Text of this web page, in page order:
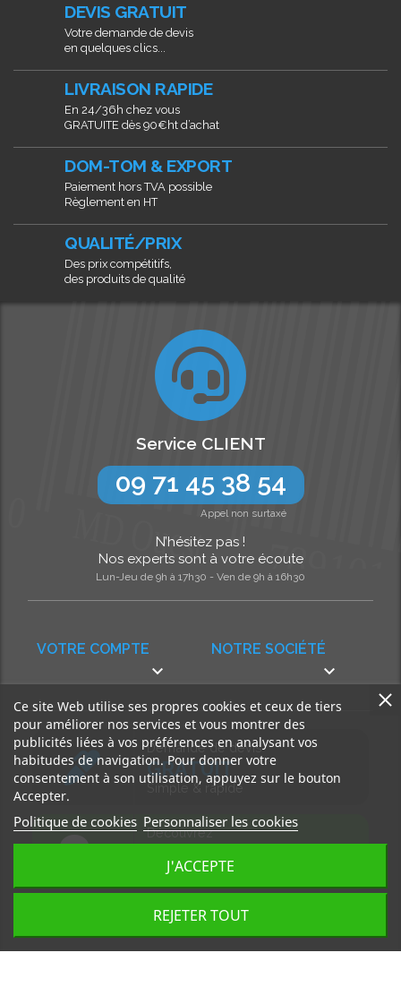
DEVIS GRATUIT
Votre demande de devis
en quelques clics...
LIVRAISON RAPIDE
En 24/36h chez vous
GRATUITE dès 90€ht d’achat
DOM-TOM & EXPORT
Paiement hors TVA possible
Règlement en HT
QUALITÉ/PRIX
Des prix compétitifs,
des produits de qualité
NOTRE SOCIÉTÉ

VOTRE COMPTE

Service CLIENT
09 71 45 38 54
Appel non surtaxé
N’hésitez pas !
Nos experts sont à votre écoute
Lun-Jeu de 9h à 17h30 - Ven de 9h à 16h30
Demande de devis
GRATUIT
Simple & rapide
Découvrez
Accédez à nos articles
Ce site Web utilise ses propres cookies et ceux de tiers
pour améliorer nos services et vous montrer des
publicités liées à vos préférences en analysant vos
habitudes de navigation. Pour donner votre
consentement à son utilisation, appuyez sur le bouton
Accepter.
Politique de cookies Personnaliser les cookies
REJETER TOUT
J'ACCEPTE
Tous droits réservés, MD Ouest © 2026